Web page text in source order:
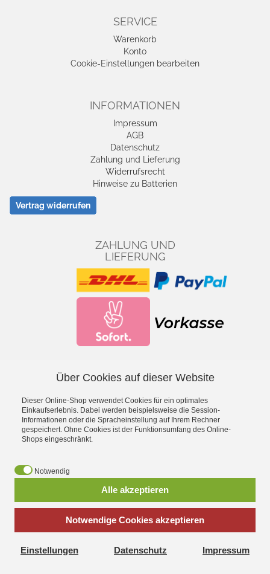
SERVICE
Warenkorb
Konto
Cookie-Einstellungen bearbeiten
INFORMATIONEN
Impressum
AGB
Datenschutz
Zahlung und Lieferung
Widerrufsrecht
Hinweise zu Batterien
Vertrag widerrufen
ZAHLUNG UND
LIEFERUNG
*inkl. MwSt., zzgl.Versandkosten
- Entdecke die Theo Klein Spielzeug-Welt -
Bosch Car Service Spielzeug
Steps Magnetpuzzle·Electrolux Haushaltsspielzeug·Emmas
Kitchen Spielgeschirr· Fashion Passion Nähspielzeug
Fighter Henry Feuerwehrspielzeug·Hot Wheels·Klein goes Bio
Miele Spielküchen·MSA Feuerwehrhelme ·Police Unit
Robbie & Buddy Konstruktionsset·Schleich Sammelkoffer·
Über Cookies auf dieser Website
Dieser Online-Shop verwendet Cookies für ein optimales
Einkaufserlebnis. Dabei werden beispielsweise die Session-
Informationen oder die Spracheinstellung auf Ihrem Rechner
gespeichert. Ohne Cookies ist der Funktionsumfang des Online-
Shops eingeschränkt.
Notwendig
Alle akzeptieren
Notwendige Cookies akzeptieren
Einstellungen Datenschutz Impressum